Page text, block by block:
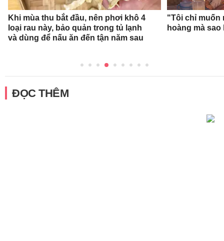
Khi mùa thu bắt đầu, nên phơi khô 4
loại rau này, bảo quản trong tủ lạnh
và dùng để nấu ăn đến tận năm sau
"Tôi chỉ muốn
hoàng mà
ĐỌC THÊM